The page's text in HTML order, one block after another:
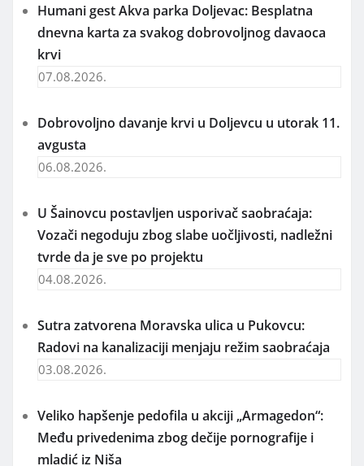
Humani gest Akva parka Doljevac: Besplatna
dnevna karta za svakog dobrovoljnog davaoca
krvi
07.08.2026.
Dobrovoljno davanje krvi u Doljevcu u utorak 11.
avgusta
06.08.2026.
U Šainovcu postavljen usporivač saobraćaja:
Vozači negoduju zbog slabe uočljivosti, nadležni
tvrde da je sve po projektu
04.08.2026.
Sutra zatvorena Moravska ulica u Pukovcu:
Radovi na kanalizaciji menjaju režim saobraćaja
03.08.2026.
Veliko hapšenje pedofila u akciji „Armagedon“:
Među privedenima zbog dečije pornografije i
mladić iz Niša